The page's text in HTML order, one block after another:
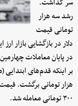
سر گذاشت.
رشد سه هزار
تومانی قیمت
در پایان معاملات
۳۰۰ تومانی معامله شد.